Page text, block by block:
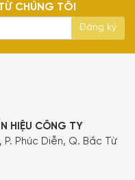
CHÚNG TÔI
HIỆU CÔNG TY
Phúc Diễn, Q. Bắc Từ